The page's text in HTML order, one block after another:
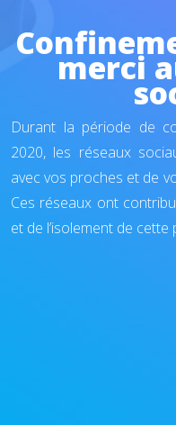
merci
Durant la période de
2020, les réseaux
avec vos proches et de
Ces réseaux ont
et de l’isolement de cette